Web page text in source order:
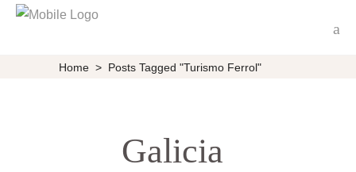
Home > Posts Tagged "turismo Ferrol"
Galicia